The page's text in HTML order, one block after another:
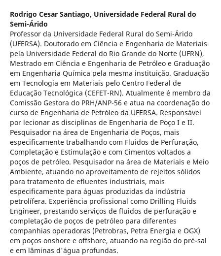
Rodrigo Cesar Santiago, Universidade Federal Rural do
Semi-Árido
Professor da Universidade Federal Rural do Semi-Árido
(UFERSA). Doutorado em Ciência e Engenharia de Materiais
pela Universidade Federal do Rio Grande do Norte (UFRN),
Mestrado em Ciência e Engenharia de Petróleo e Graduação
em Engenharia Química pela mesma instituição. Graduação
em Tecnologia em Materiais pelo Centro Federal de
Educação Tecnológica (CEFET-RN). Atualmente é membro da
Comissão Gestora do PRH/ANP-56 e atua na coordenação do
curso de Engenharia de Petróleo da UFERSA. Responsável
por lecionar as disciplinas de Engenharia de Poço I e II.
Pesquisador na área de Engenharia de Poços, mais
especificamente trabalhando com Fluidos de Perfuração,
Completação e Estimulação e com Cimentos voltados a
poços de petróleo. Pesquisador na área de Materiais e Meio
Ambiente, atuando no aproveitamento de rejeitos sólidos
para tratamento de efluentes industriais, mais
especificamente para águas produzidas da indústria
petrolífera. Experiência profissional como Drilling Fluids
Engineer, prestando serviços de fluidos de perfuração e
completação de poços de petróleo para diferentes
companhias operadoras (Petrobras, Petra Energia e OGX)
em poços onshore e offshore, atuando na região do pré-sal
e em lâminas d'água profundas.